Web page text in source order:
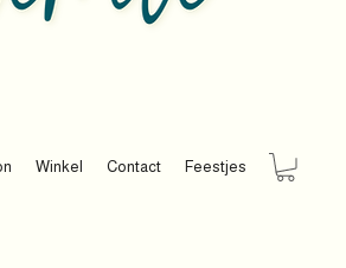
Winkel Contact Feestjes